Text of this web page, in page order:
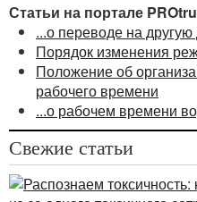
(сменности)
согласованию с
рабочего времени
не позднее одного
в действие.
Статьи на портале
...о переводе на
Порядок изменения
Положение об
рабочего времени
...о рабочем времени
Свежие статьи